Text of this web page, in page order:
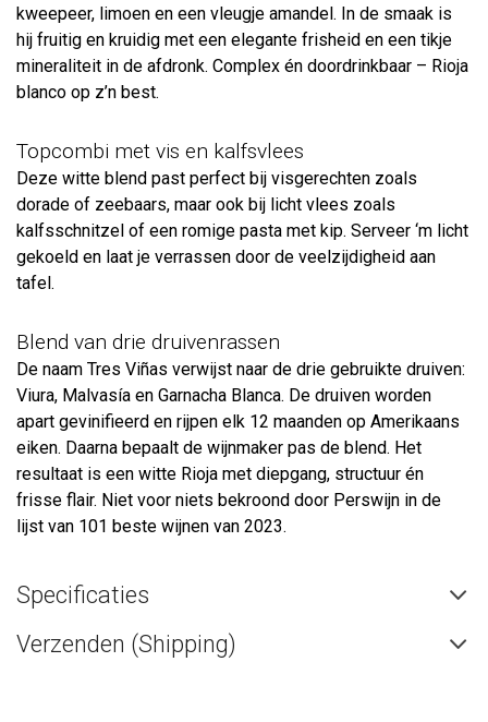
kweepeer, limoen en een vleugje amandel. In de smaak is
hij fruitig en kruidig met een elegante frisheid en een tikje
mineraliteit in de afdronk. Complex én doordrinkbaar – Rioja
blanco op z’n best.
Topcombi met vis en kalfsvlees
Deze witte blend past perfect bij visgerechten zoals
dorade of zeebaars, maar ook bij licht vlees zoals
kalfsschnitzel of een romige pasta met kip. Serveer ‘m licht
gekoeld en laat je verrassen door de veelzijdigheid aan
tafel.
Blend van drie druivenrassen
De naam Tres Viñas verwijst naar de drie gebruikte druiven:
Viura, Malvasía en Garnacha Blanca. De druiven worden
apart gevinifieerd en rijpen elk 12 maanden op Amerikaans
eiken. Daarna bepaalt de wijnmaker pas de blend. Het
resultaat is een witte Rioja met diepgang, structuur én
frisse flair. Niet voor niets bekroond door Perswijn in de
lijst van 101 beste wijnen van 2023.
Specificaties
Verzenden (Shipping)